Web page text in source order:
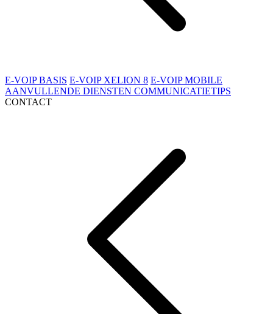
E-VOIP BASIS E-VOIP XELION 8 E-VOIP MOBILE
AANVULLENDE DIENSTEN COMMUNICATIETIPS
CONTACT